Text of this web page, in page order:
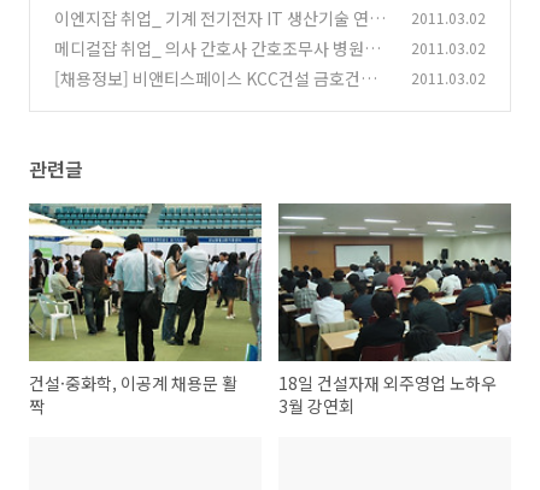
이엔지잡 취업_ 기계 전기전자 IT 생산기술 연구
개발 설계직 엔지니어 구인정보 (0)
2011.03.02
메디컬잡 취업_ 의사 간호사 간호조무사 병원약
사 구인정보
(0)
2011.03.02
[채용정보] 비앤티스페이스 KCC건설 금호건설
2011.03.02
관련글
건설·중화학, 이공계 채용문 활
짝
18일 건설자재 외주영업 노하우
3월 강연회